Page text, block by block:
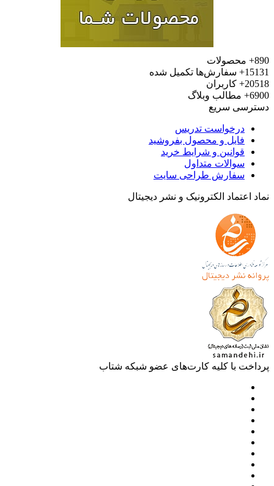
محصولات
سفارش‌ها تکمیل شده
کاربران
مطالب وبلاگ
سریع
درخواست تدریس
فایل و محصول بفروشید
قوانین و شرایط خرید
سوالات متداول
سفارش طراحی سایت
اعتماد الکترونیک و نشر دیجیتال
با کلیه کارت‌های عضو شبکه شتاب